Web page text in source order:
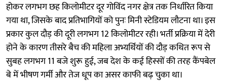
होकर लगभग छह किलोमीटर दूर गोविंद नगर क्षेत्र तक निर्धारित किया
गया था, जिसके बाद प्रतिभागियों को पुनः मिनी स्टेडियम लौटना था। इस
प्रकार कुल दौड़ की दूरी लगभग 12 किलोमीटर रही। भर्ती प्रक्रिया में देरी
होने के कारण तीसरे बैच की महिला अभ्यर्थियों की दौड़ कथित रूप से
सुबह लगभग 11 बजे शुरू हुई, जब देश के कई हिस्सों की तरह कैंपबेल
बे में भीषण गर्मी और तेज धूप का असर काफी बढ़ चुका था।